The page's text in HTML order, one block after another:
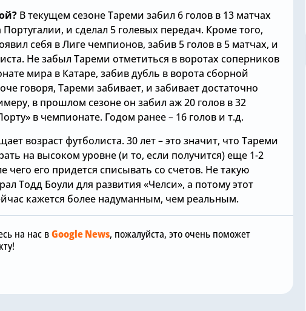
В текущем сезоне Тареми забил 6 голов в 13 матчах
и сделал 5 голевых передач. Кроме того,
себя в Лиге чемпионов, забив 5 голов в 5 матчах, и
Не забыл Тареми отметиться в воротах соперников
мира в Катаре, забив дубль в ворота сборной
говоря, Тареми забивает, и забивает достаточно
в прошлом сезоне он забил аж 20 голов в 32
в чемпионате. Годом ранее – 16 голов и т.д.
возраст футболиста. 30 лет – это значит, что Тареми
на высоком уровне (и то, если получится) еще 1-2
чего его придется списывать со счетов. Не такую
Тодд Боули для развития «Челси», а потому этот
кажется более надуманным, чем реальным.
на нас вGoogle News, пожалуйста, это очень поможет
Сегодня, 06:00
Сегодня, 05:42
Хаби Алонсо